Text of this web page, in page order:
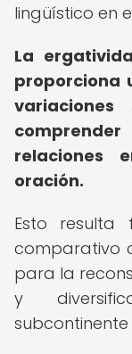
lingüístico en
La
proporciona
relaciones
oración.
Esto resulta
comparativo
para la
y
subcontinente